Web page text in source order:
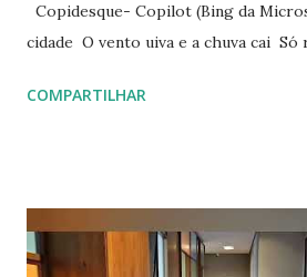
Copidesque- Copilot (Bing da
cidade O vento uiva e a chuva cai Só
COMPARTILHAR